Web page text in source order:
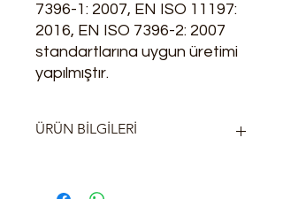
7396-1: 2007, EN ISO 11197:
2016, EN ISO 7396-2: 2007
standartlarına uygun üretimi
yapılmıştır.
ÜRÜN BİLGİLERİ